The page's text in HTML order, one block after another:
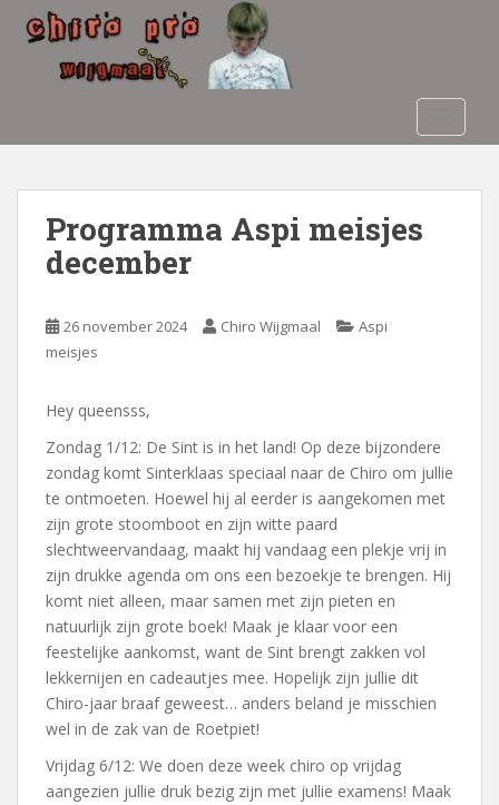
o
Programma Aspi meisjes
december
26 november 2024 Chiro Wijgmaal
Aspi
meisjes
Hey queensss,
Zondag 1/12: De Sint is in het land! Op deze bijzondere
zondag komt Sinterklaas speciaal naar de Chiro om jullie
te ontmoeten. Hoewel hij al eerder is aangekomen met
zijn grote stoomboot en zijn witte paard
slechtweervandaag, maakt hij vandaag een plekje vrij in
zijn drukke agenda om ons een bezoekje te brengen. Hij
komt niet alleen, maar samen met zijn pieten en
natuurlijk zijn grote boek! Maak je klaar voor een
feestelijke aankomst, want de Sint brengt zakken vol
lekkernijen en cadeautjes mee. Hopelijk zijn jullie dit
Chiro-jaar braaf geweest… anders beland je misschien
wel in de zak van de Roetpiet!
Vrijdag 6/12: We doen deze week chiro op vrijdag
aangezien jullie druk bezig zijn met jullie examens! Maak